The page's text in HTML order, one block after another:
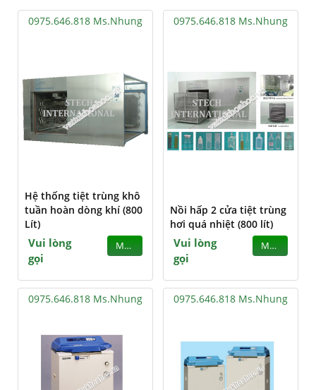
0975.646.818 Ms.Nhung
Hệ thống tiệt trùng khô
tuần hoàn dòng khí (800
Lít)
Vui lòng
gọi
MUA
0975.646.818 Ms.Nhung
Nồi hấp 2 cửa tiệt trùng
hơi quá nhiệt (800 lít)
Vui lòng
gọi
MUA
0975.646.818 Ms.Nhung 0975.646.818 Ms.Nhung